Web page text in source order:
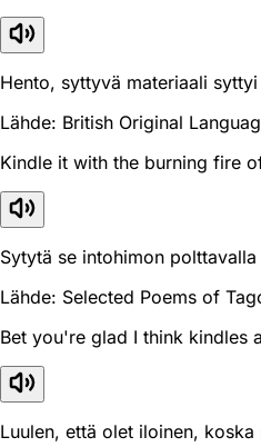
Hento, syttyvä materiaali
Lähde: British Original
Kindle it with the burning fire
Sytytä se intohimon polttavalla
Lähde: Selected Poems of
Bet you're glad I think kindles
Luulen, että olet iloinen,